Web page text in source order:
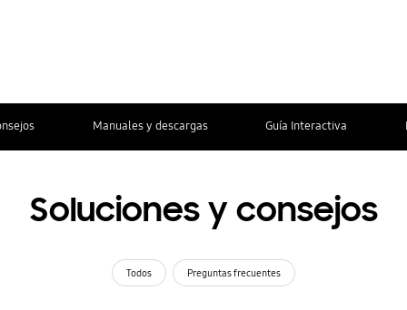
Manuales y descargas Guía Interactiva
Soluciones y consejos
Todos Preguntas frecuentes